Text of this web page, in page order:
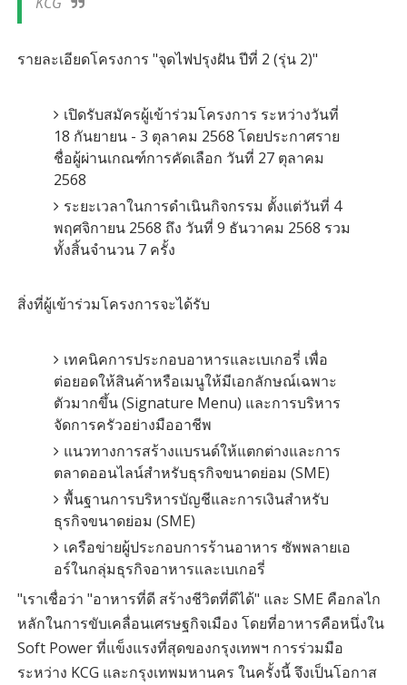
รายละเอียดโครงการ "จุดไฟปรุงฝัน ปีที่ 2 (รุ่น 2)"
เปิดรับสมัครผู้เข้าร่วมโครงการ ระหว่างวันที่
18 กันยายน - 3 ตุลาคม 2568 โดยประกาศราย
ชื่อผู้ผ่านเกณฑ์การคัดเลือก วันที่ 27 ตุลาคม
2568
ระยะเวลาในการดำเนินกิจกรรม ตั้งแต่วันที่ 4
พฤศจิกายน 2568 ถึง วันที่ 9 ธันวาคม 2568 รวม
ทั้งสิ้นจำนวน 7 ครั้ง
สิ่งที่ผู้เข้าร่วมโครงการจะได้รับ
เทคนิคการประกอบอาหารและเบเกอรี่ เพื่อ
ต่อยอดให้สินค้าหรือเมนูให้มีเอกลักษณ์เฉพาะ
ตัวมากขึ้น (Signature Menu) และการบริหาร
จัดการครัวอย่างมืออาชีพ
แนวทางการสร้างแบรนด์ให้แตกต่างและการ
ตลาดออนไลน์สำหรับธุรกิจขนาดย่อม (SME)
พื้นฐานการบริหารบัญชีและการเงินสำหรับ
ธุรกิจขนาดย่อม (SME)
เครือข่ายผู้ประกอบการร้านอาหาร ซัพพลายเอ
อร์ในกลุ่มธุรกิจอาหารและเบเกอรี่
"เราเชื่อว่า "อาหารที่ดี สร้างชีวิตที่ดีได้" และ SME คือกลไก
หลักในการขับเคลื่อนเศรษฐกิจเมือง โดยที่อาหารคือหนึ่งใน
Soft Power ที่แข็งแรงที่สุดของกรุงเทพฯ การร่วมมือ
ระหว่าง KCG และกรุงเทพมหานคร ในครั้งนี้ จึงเป็นโอกาส